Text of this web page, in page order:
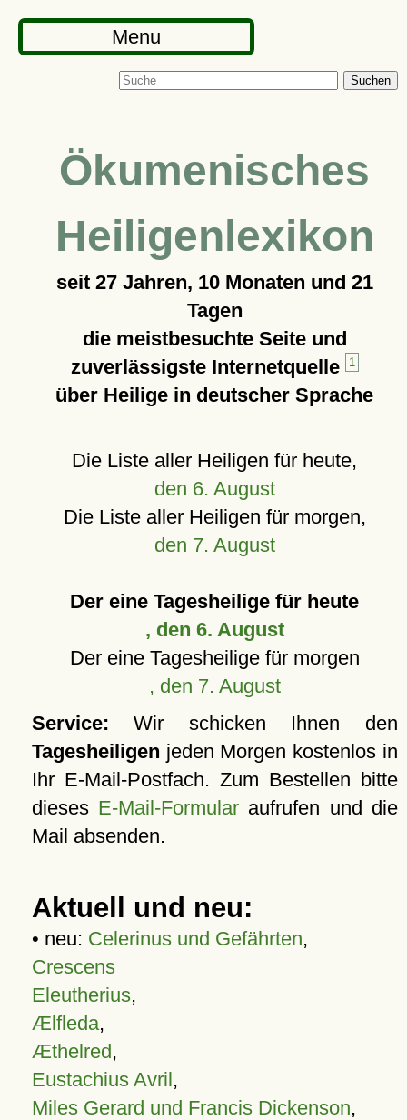
Menu
Suchen
Ökumenisches
Heiligenlexikon
seit 27 Jahren, 10 Monaten und 21
Tagen
die meistbesuchte Seite und
zuverlässigste Internetquelle
1
über Heilige in deutscher Sprache
Die Liste aller Heiligen für heute,
den 6. August
Die Liste aller Heiligen für morgen,
den 7. August
Der eine Tagesheilige für heute
, den 6. August
Der eine Tagesheilige für morgen
, den 7. August
Service: Wir schicken Ihnen den
Tagesheiligen jeden Morgen kostenlos in
Ihr E-Mail-Postfach. Zum Bestellen bitte
dieses E-Mail-Formular aufrufen und die
Mail absenden.
Aktuell und neu:
• neu: Celerinus und Gefährten,
Crescens
Eleutherius,
Ælfleda,
Æthelred,
Eustachius Avril,
Miles Gerard und Francis Dickenson,